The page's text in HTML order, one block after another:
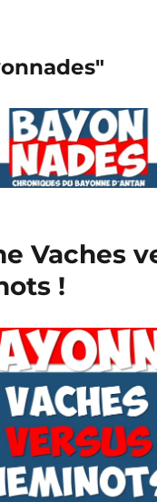
Vaches
!